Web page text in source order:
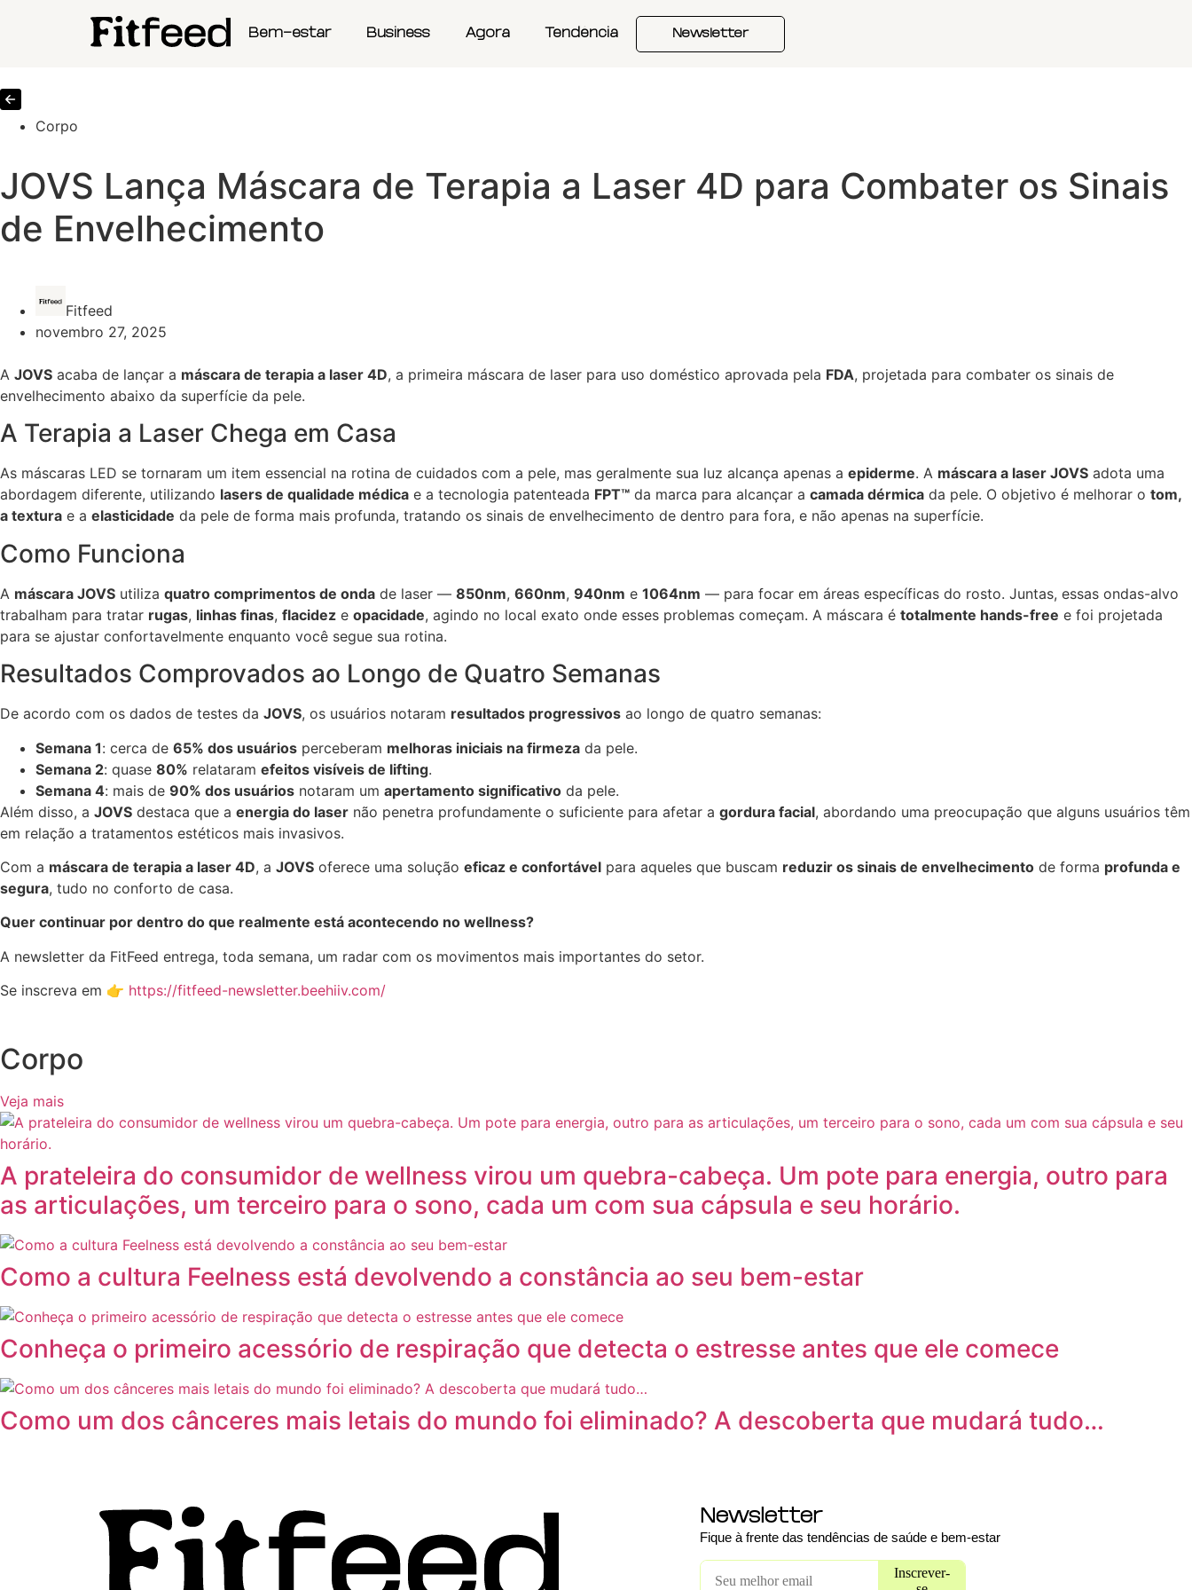
Bem-estar Business Agora Tendência Newsletter
Corpo
JOVS Lança Máscara de Terapia a Laser 4D para Combater os Sinais
de Envelhecimento
Fitfeed
novembro 27, 2025
A JOVS acaba de lançar a máscara de terapia a laser 4D, a primeira máscara de laser para uso doméstico aprovada pela FDA, projetada para combater os sinais de
envelhecimento abaixo da superfície da pele.
A Terapia a Laser Chega em Casa
As máscaras LED se tornaram um item essencial na rotina de cuidados com a pele, mas geralmente sua luz alcança apenas a epiderme. A máscara a laser JOVS adota uma
abordagem diferente, utilizando lasers de qualidade médica e a tecnologia patenteada FPT™ da marca para alcançar a camada dérmica da pele. O objetivo é melhorar o tom,
a textura e a elasticidade da pele de forma mais profunda, tratando os sinais de envelhecimento de dentro para fora, e não apenas na superfície.
Como Funciona
A máscara JOVS utiliza quatro comprimentos de onda de laser — 850nm, 660nm, 940nm e 1064nm — para focar em áreas específicas do rosto. Juntas, essas ondas-alvo
trabalham para tratar rugas, linhas finas, flacidez e opacidade, agindo no local exato onde esses problemas começam. A máscara é totalmente hands-free e foi projetada
para se ajustar confortavelmente enquanto você segue sua rotina.
Resultados Comprovados ao Longo de Quatro Semanas
De acordo com os dados de testes da JOVS, os usuários notaram resultados progressivos ao longo de quatro semanas:
Semana 1: cerca de 65% dos usuários perceberam melhoras iniciais na firmeza da pele.
Semana 2: quase 80% relataram efeitos visíveis de lifting.
Semana 4: mais de 90% dos usuários notaram um apertamento significativo da pele.
Além disso, a JOVS destaca que a energia do laser não penetra profundamente o suficiente para afetar a gordura facial, abordando uma preocupação que alguns usuários têm
em relação a tratamentos estéticos mais invasivos.
Com a máscara de terapia a laser 4D, a JOVS oferece uma solução eficaz e confortável para aqueles que buscam reduzir os sinais de envelhecimento de forma profunda e
segura, tudo no conforto de casa.
Quer continuar por dentro do que realmente está acontecendo no wellness?
A newsletter da FitFeed entrega, toda semana, um radar com os movimentos mais importantes do setor.
Se inscreva em 👉 https://fitfeed-newsletter.beehiiv.com/
Corpo
Veja mais
A prateleira do consumidor de wellness virou um quebra-cabeça. Um pote para energia, outro para
as articulações, um terceiro para o sono, cada um com sua cápsula e seu horário.
Como a cultura Feelness está devolvendo a constância ao seu bem-estar
Conheça o primeiro acessório de respiração que detecta o estresse antes que ele comece
Como um dos cânceres mais letais do mundo foi eliminado? A descoberta que mudará tudo…
Newsletter
Fique à frente das tendências de saúde e bem-estar